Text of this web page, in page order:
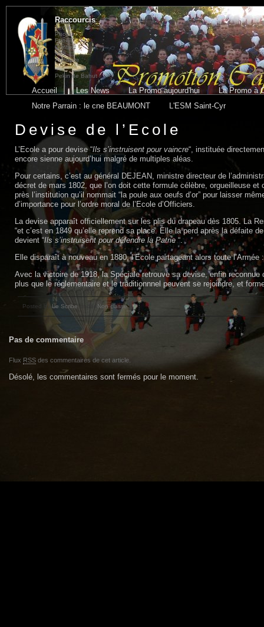
Raccourcis
Accueil
Photos
Forum
Contact
Mail
Annuaire
Pekin de Bahut !
Accueil Les News La Promo aujourd'hui
La Promo à
Notre Parrain : le cne BEAUMONT
L'ESM Saint-Cyr
Devise de l’Ecole
L’Ecole a pour devise “Ils s’instruisent pour vaincre“, instituée
encore sienne aujourd’hui malgré de multiples aléas.
Pour certains, c’est au général DEJEAN, ministre directeur de
décret de mars 1802, que l’on doit cette formule célèbre, orgueilleuse
près l’institution qu’il nommait “la poule aux oeufs d’or” pour laisser
d’importance pour l’ordre moral de l’Ecole d’Officiers.
La devise apparaît officiellement sur les plis du drapeau dès 1805. La
“et c’est en 1849 qu’elle reprend sa place. Elle la perd après la défaite
devient “Ils s’instruisent pour défendre la Patrie “.
Elle disparaît à nouveau en 1880, l’Ecole partageant alors toute l’Armée :
Avec la victoire de 1918, la Spéciale retrouve sa devise, enfin
plus que le réglementaire et le traditionnnel peuvent se rejoindre, et
Posted by Le Scribe under Non classé|
Pas de commentaire
Flux RSS des commentaires de cet article.
Désolé, les commentaires sont fermés pour le moment.